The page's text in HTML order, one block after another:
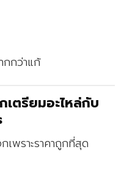
กกว่าแก้
เตรียมอะไหล่กับ
เพราะราคาถูกที่สุด